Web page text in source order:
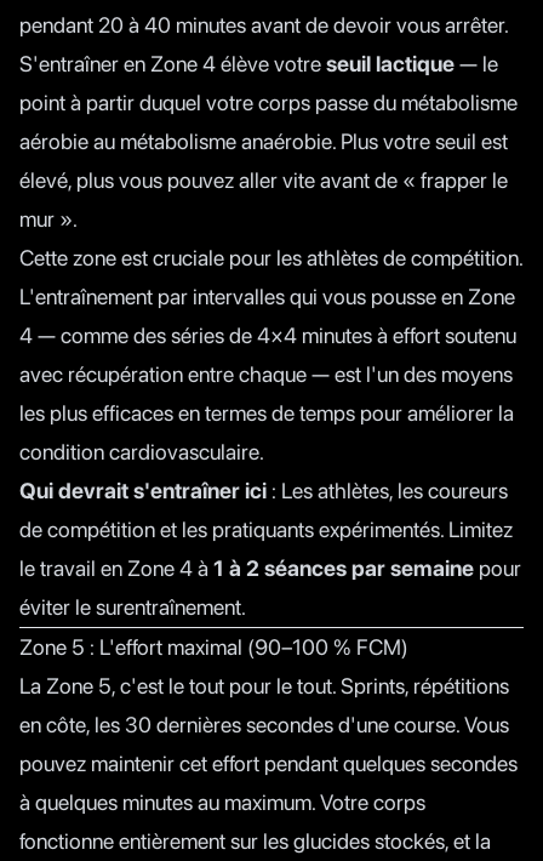
pendant 20 à 40 minutes avant de devoir vous arrêter.
S'entraîner en Zone 4 élève votreseuil lactique— le
point à partir duquel votre corps passe du métabolisme
aérobie au métabolisme anaérobie. Plus votre seuil est
élevé, plus vous pouvez aller vite avant de « frapper le
mur ».
Cette zone est cruciale pour les athlètes de compétition.
L'entraînement par intervalles qui vous pousse en Zone
4 — comme des séries de 4×4 minutes à effort soutenu
avec récupération entre chaque — est l'un des moyens
les plus efficaces en termes de temps pour améliorer la
condition cardiovasculaire.
Qui devrait s'entraîner ici : Les athlètes, les coureurs
de compétition et les pratiquants expérimentés. Limitez
le travail en Zone 4 à 1 à 2 séances par semaine pour
éviter le surentraînement.
Zone 5 : L'effort maximal (90–100 % FCM)
La Zone 5, c'est le tout pour le tout. Sprints, répétitions
en côte, les 30 dernières secondes d'une course. Vous
pouvez maintenir cet effort pendant quelques secondes
à quelques minutes au maximum. Votre corps
fonctionne entièrement sur les glucides stockés, et la